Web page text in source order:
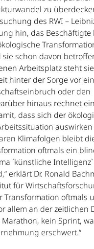
zu
des RWI –
hin, das Beschäftigte
schon davon
Arbeitsplatz steht
hinter der Sorge vor
oder den
hinaus rechnet
dass sich der
auswirken
Klimafolgen bleibt
oftmals ein
´künstliche
erklärt Dr. Ronald
für
Transformation oftmals
allem an der zeitlichen
kein Sprint,
erschwert.“